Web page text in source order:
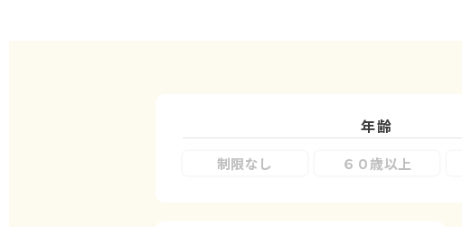
年齢
制限なし ６０歳以上